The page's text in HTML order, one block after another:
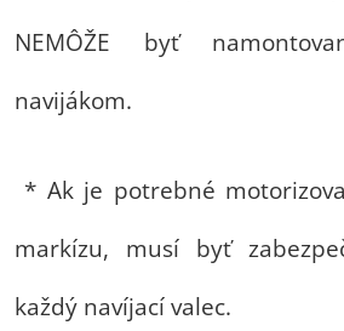
NEMÔŽE byť
navijákom.
* Ak je potrebné
markízu, musí byť
každý navíjací valec.